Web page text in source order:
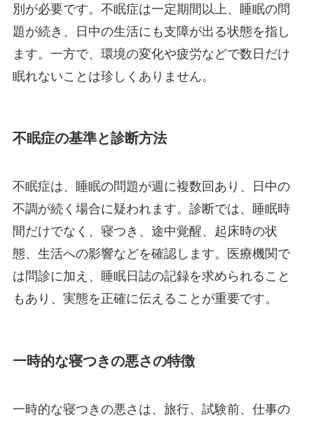
別が必要です。不眠症は一定期間以上、睡眠の問
題が続き、日中の生活にも支障が出る状態を指し
ます。一方で、環境の変化や疲労などで数日だけ
眠れないことは珍しくありません。
不眠症の基準と診断方法
不眠症は、睡眠の問題が週に複数回あり、日中の
不調が続く場合に疑われます。診断では、睡眠時
間だけでなく、寝つき、途中覚醒、起床時の状
態、生活への影響などを確認します。医療機関で
は問診に加え、睡眠日誌の記録を求められること
もあり、実態を正確に伝えることが重要です。
一時的な寝つきの悪さの特徴
一時的な寝つきの悪さは、旅行、試験前、仕事の